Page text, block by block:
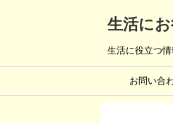
生活に
生活に役立つ
お問い合